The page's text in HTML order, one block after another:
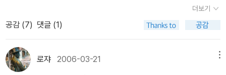
고만 있었다. 산송장이 되어 살아가는 그에게 남겨진 단 하나의 꿈도
반 쪽으로 그를 맞이하며 2,000쪽에 달하는 대서사가 끝난다. 기억
에 남는 명문들...가축에 짓밟힌 밀은 다시 일어난다. 짓밟혀 땅바닥에
쓰러졌던 줄기는 이슬을 맞고 햇볕을 받아 다시 일어난다. 처음에는
힘겨운 짐을 진 사람처럼 구부정하지만, 이윽고 똑바로 서서 머리를
동과 생각이 어떻게 세월에 영향을 주는지 따져볼 양서입니다.신채
호, <조선상고사> 세종임금, 전봉준과 더불어 내가 존경하는 인물
채로 세수를 하는 바람에 아침마다 옷을 적셨다고 하는 역사가이자
혁명가입니다. 역사책을 단재 신채호만큼 강건한 문장으로 쓴 사람은
집판의 새번역본이 올해는 나올 예정인 것으로 아는데, 그때 다시 다
루려고 한다. 톨스토이의 대작 <전쟁과 평화>도 올해는 새 번역본(내
지 개정판)이 나온다고 하니까 같이 다뤄도 좋겠다. 이들 두 작가가
빠지는 대신에 미하일 조셴코나 바를람 샬라모프 같은 작가를 강의에
서 처음 다루게 되었다. 물론 그게 가능한 것은 번역본들이 나왔기 때
결정되리라.백석시집 예술로서의 ‘시’의 결정체!추천인 : 공선옥 196
3년 전라남도 곡성에서 태어나 1991년 《창작과비평》에 중편소설
상, 1995년 신동엽창작기금, 2004년 오늘의 젊은 예술가상, 2005
년 올해의 예술상(문학 부문), 2009년 만해문학상, 오영수문학상,
희우리말의 보고, 혹은…… 그리고 그 모든 것!도스토옙스키전집 키워
드 : 인간학그리스인 조르바 / 니코스 카잔차키스키워드 : 자유혼박경
리의 모든 저작특히 『김약국의 딸들』 그리고 『토지』 박경리의 저작을
읽는다는 것은 박경리를 만나는 것이다. 박경리를 만난다는 것은, ‘조
선 어머니’의 품에 드는 것이다. 박경리는 단순히 작가만은 아니었다.
더보기
공감 (7) 댓글 (1)
로쟈 2006-03-21